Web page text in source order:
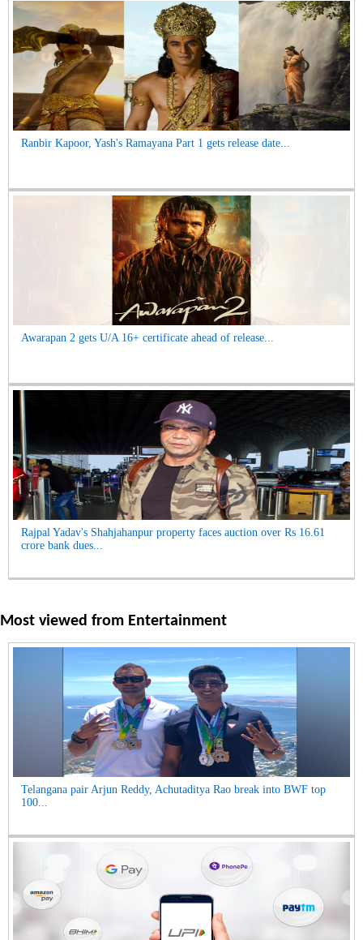
Ranbir Kapoor, Yash's Ramayana Part 1 gets release date...
Awarapan 2 gets U/A 16+ certificate ahead of release...
Rajpal Yadav's Shahjahanpur property faces auction over Rs 16.61
crore bank dues...
Most viewed from Entertainment
Telangana pair Arjun Reddy, Achutaditya Rao break into BWF top
100...